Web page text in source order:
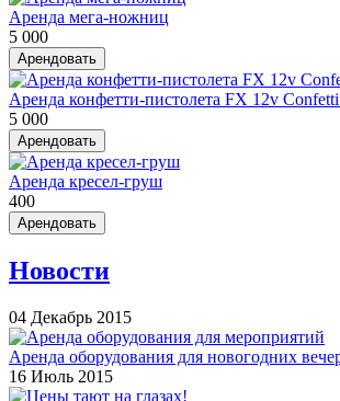
Аренда мега-ножниц
5 000
Арендовать
Аренда конфетти-пистолета FX 12v
5 000
Арендовать
Аренда кресел-груш
400
Арендовать
Новости
04 Декабрь 2015
Аренда оборудования для новогодних
16 Июль 2015